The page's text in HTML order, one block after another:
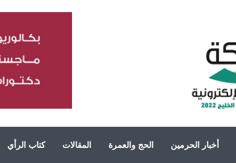
أخبار الحرمين الحج والعمرة المقالات كتاب الرأي